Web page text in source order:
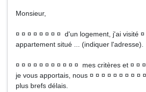
Monsieur,
¤ ¤ ¤ ¤ ¤ ¤ ¤ ¤ d'un logement, j'ai visité
appartement situé ... (indiquer l'adresse).
¤ ¤ ¤ ¤ ¤ ¤ ¤ ¤ ¤ ¤ ¤ mes critères et ¤ ¤
je vous apportais, nous ¤ ¤ ¤ ¤ ¤ ¤ ¤ ¤ ¤
plus brefs délais.